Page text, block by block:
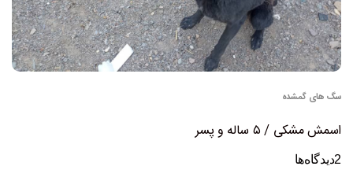
سگ های گمشده
اسمش مشکی / ۵ ساله و پسر
2دیدگاه‌ها